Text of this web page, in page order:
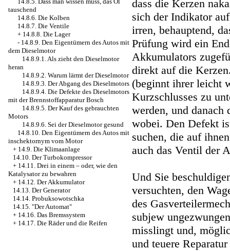
tauschend
14.8.6. Die Kolben
14.8.7. Die Ventile
+ 14.8.8. Die Lager
- 14.8.9. Den Eigentümern des Autos mit
dem Dieselmotor
14.8.9.1. Als zieht den Dieselmotor
heran
14.8.9.2. Warum lärmt der Dieselmotor
14.8.9.3. Der Abgang des Dieselmotors
14.8.9.4. Die Defekte des Dieselmotors
mit der Brennstoffapparatur Bosch
14.8.9.5. Der Kauf des gebrauchten
Motors
14.8.9.6. Sei der Dieselmotor gesund
14.8.10. Den Eigentümern des Autos mit
inschektornym vom Motor
+ 14.9. Die Klimaanlage
14.10. Der Turbokompressor
+ 14.11. Drei in einem – oder, wie den
Katalysator zu bewahren
+ 14.12. Der Akkumulator
14.13. Der Generator
14.14. Probuksowotschka
14.15. "Der Automat"
+ 14.16. Das Bremssystem
+ 14.17. Die Räder und die Reifen
dass die Kerzen
sich der Indikator
irren, behauptend,
Prüfung wird ein
Akkumulators
direkt auf die
(beginnt ihrer leicht
Kurzschlusses zu
werden, und
wobei. Den Defekt
suchen, die auf
auch das Ventil der
Und Sie
versuchten, den
des
subjew
misslingt und,
und teuere